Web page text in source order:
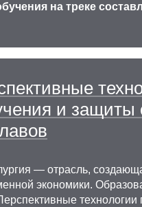
на треке
и защиты
— отрасль,
экономики.
технологии